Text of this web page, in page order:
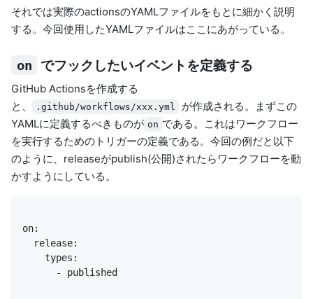
それでは実際のactionsのYAMLファイルをもとに細かく説明
する。今回使用したYAMLファイルはここ にあがっている。
on でフックしたいイベントを定義する
GitHub Actionsを作成する
と、
.github/workflows/xxx.yml
が作成される。まずこの
YAMLに定義するべきものが on である。これはワークフロー
を実行するためのトリガーの定義である。今回の例だと以下
のように、releaseがpublish(公開)されたらワークフローを動
かすようにしている。
      - published